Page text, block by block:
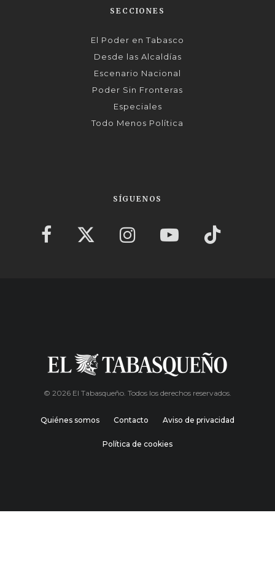
SECCIONES
El Poder en Tabasco
Desde las Alcaldías
Escenario Nacional
Poder Sin Fronteras
Especiales
Todo Menos Política
SÍGUENOS
© 2026 El Tabasqueño. Todos los derechos reservados.
Quiénes somos Contacto Aviso de privacidad
Política de cookies